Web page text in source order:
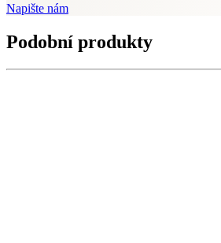
Napište nám
Podobní produkty